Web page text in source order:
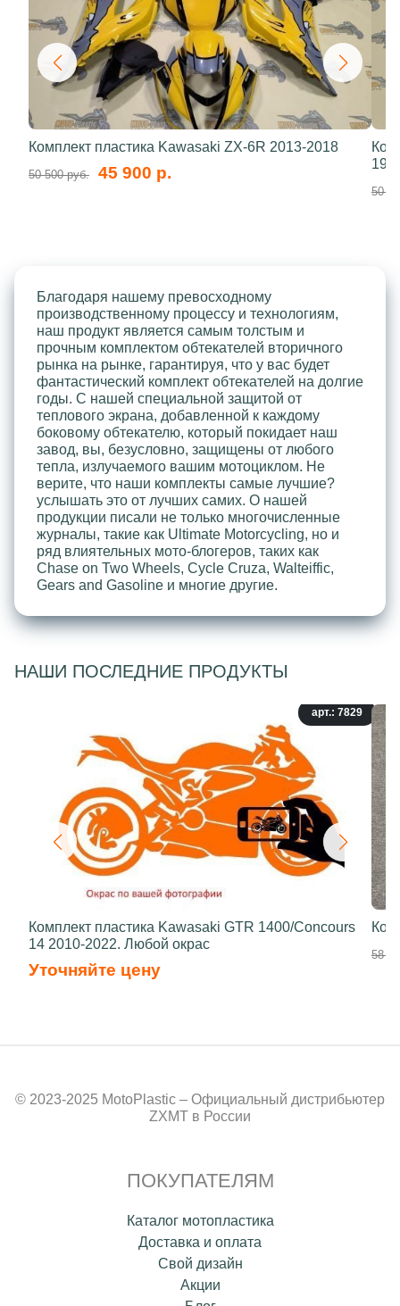
Комплект пластика Kawasaki ZX-6R 2013-2018
50 500 руб. 45 900 р.
50
Благодаря нашему превосходному
производственному процессу и технологиям,
наш продукт является самым толстым и
прочным комплектом обтекателей вторичного
рынка на рынке, гарантируя, что у вас будет
фантастический комплект обтекателей на долгие
годы. С нашей специальной защитой от
теплового экрана, добавленной к каждому
боковому обтекателю, который покидает наш
завод, вы, безусловно, защищены от любого
тепла, излучаемого вашим мотоциклом. Не
верите, что наши комплекты самые лучшие?
услышать это от лучших самих. О нашей
продукции писали не только многочисленные
журналы, такие как Ultimate Motorcycling, но и
ряд влиятельных мото-блогеров, таких как
Chase on Two Wheels, Cycle Cruza, Walteiffic,
Gears and Gasoline и многие другие.
НАШИ ПОСЛЕДНИЕ ПРОДУКТЫ
арт.: 7829
Комплект пластика Kawasaki GTR 1400/Concours
14 2010-2022. Любой окрас
Уточняйте цену
58
© 2023-2025 MotoPlastic – Официальный дистрибьютер
ZXMT в России
ПОКУПАТЕЛЯМ
Каталог мотопластика
Доставка и оплата
Свой дизайн
Акции